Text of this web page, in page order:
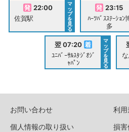
22:00
佐賀駅
マ
ッ
プ
を
見
る
23:15
ﾊｰﾂﾊﾞｽｽﾃｰｼｮﾝ
多
翌 07:20
ﾕﾆﾊﾞｰｻﾙｽﾀｼﾞｵｼﾞ
ｬﾊﾟﾝ
マ
ッ
プ
を
見
る
お問い合わせ
利用
個人情報の取り扱い
損